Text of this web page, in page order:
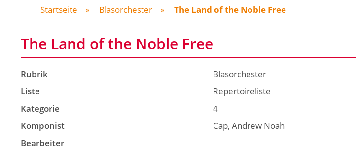
Startseite » Blasorchester » The Land of the Noble Free
The Land of the Noble Free
Rubrik
Blasorchester
Liste
Repertoireliste
Kategorie
4
Komponist
Cap, Andrew Noah
Bearbeiter